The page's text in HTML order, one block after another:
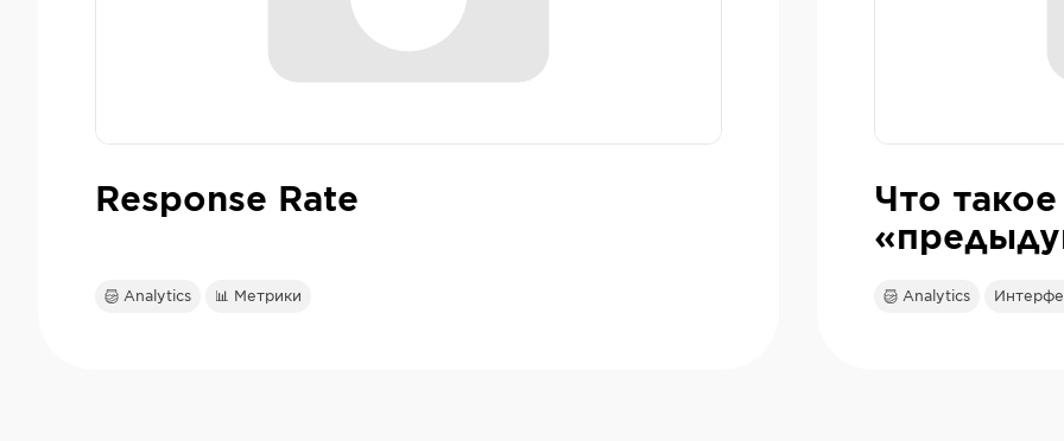
Response Rate
Analytics 📊 Метрики
Что
Analytics